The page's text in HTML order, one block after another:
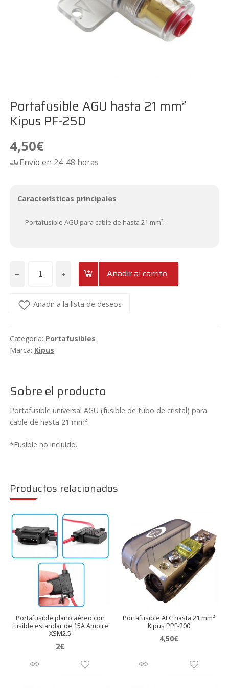
Portafusible AGU hasta 21 mm²
Kipus PF-250
4,50€
Envío en 24-48 horas
Características principales
Portafusible AGU para cable de hasta 21 mm².
−
Portafusible
hasta
Kipus
PF-
+ Añadir al carrito
Añadir a la lista de deseos
Categoría: Portafusibles
Marca: Kipus
Sobre el producto
Portafusible universal AGU (fusible de tubo de cristal) para
cable de hasta 21 mm².
*Fusible no incluido.
Productos relacionados
Portafusible plano aéreo con
fusible estandar de 15A Ampire
XSM2.5
2€
Portafusible AFC hasta 21 mm²
Kipus PPF-200
4,50€